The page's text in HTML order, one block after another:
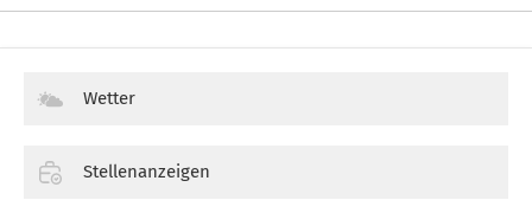
Wetter
Stellenanzeigen